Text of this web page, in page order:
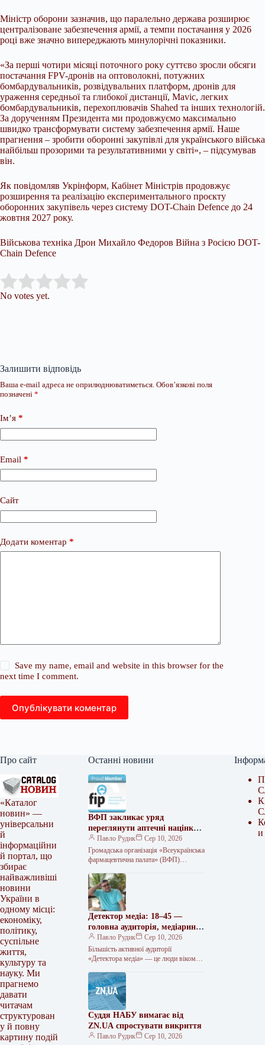
Міністр оборони зазначив, що паралельно держава розширює
централізоване забезпечення армії, а темпи постачання у 2026
році вже значно випереджають минулорічні показники.
«За перші чотири місяці поточного року суттєво зросли обсяги
постачання FPV-дронів на оптоволокні, потужних
бомбардувальників, розвідувальних платформ, дронів для
ураження середньої та глибокої дистанції, Mavic, легких
бомбардувальників, перехоплювачів Shahed та інших технологій.
За дорученням Президента ми продовжуємо максимально
швидко трансформувати систему забезпечення армії. Наше
прагнення – зробити оборонні закупівлі для українського війська
найбільш прозорими та результативними у світі», – підсумував
він.
Як повідомляв Укрінформ, Кабінет Міністрів продовжує
розширення та реалізацію експериментального проєкту
оборонних закупівель через систему DOT-Chain Defence до 24
жовтня 2027 року.
Військова техніка Дрон Михайло Федоров Війна з Росією DOT-
Chain Defence
Rate this item:
No votes yet.
Залишити відповідь
Ваша e-mail адреса не оприлюднюватиметься. Обов’язкові поля
позначені *
Ім’я *
Email *
Сайт
Додати коментар *
Save my name, email and website in this browser for the
next time I comment.
Опублікувати коментар
Про сайт
«Каталог
новин» —
універсальни
й
інформаційни
й портал, що
збирає
найважливіші
новини
України в
одному місці:
економіку,
політику,
суспільне
життя,
культуру та
науку. Ми
прагнемо
давати
читачам
структурован
у й повну
картину подій
Останні новини
ВФП закликає уряд
переглянути аптечні націнки
під час війни
Павло Рудик
Сер 10, 2026
Громадська організація «Всеукраїнська
фармацевтична палата» (ВФП)
України Сергія Корецького з
пропозиціями щодо забезпечення
фінансової
Детектор медіа: 18–45 —
головна аудиторія, медіаринок
— у фокусі інтересів
Павло Рудик
Сер 10, 2026
Більшість активної аудиторії
«Детектора медіа» — це люди віком
новини медіаринку. Про це свідчать
результати…
Суддя НАБУ вимагає від
ZN.UA спростувати викриття
Павло Рудик
Сер 10, 2026
и